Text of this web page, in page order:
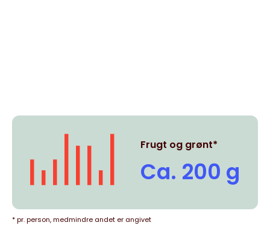
Frugt og grønt*
Ca. 200 g
* pr. person, medmindre andet er angivet